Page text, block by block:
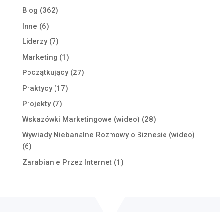
Blog (362)
Inne (6)
Liderzy(7)
Marketing (1)
Początkujący(27)
Praktycy(17)
Projekty(7)
Wskazówki Marketingowe (wideo) (28)
Wywiady Niebanalne Rozmowy o Biznesie (wideo)
(6)
Zarabianie Przez Internet(1)